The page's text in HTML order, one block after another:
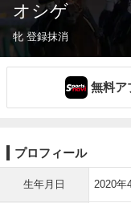
オシゲ
牝 登録抹消
無料ア
プロフィール
生年月日 2020年